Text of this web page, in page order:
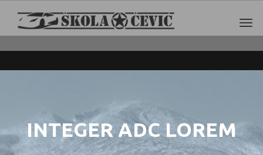
INTEGER ADC LOREM